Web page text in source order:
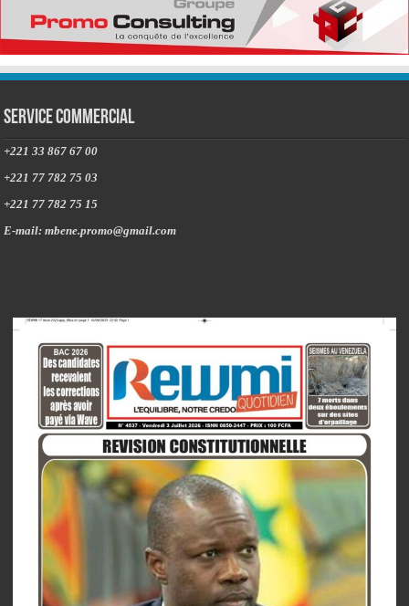
Service commercial
+221 33 867 67 00
+221 77 782 75 03
+221 77 782 75 15
E-mail: mbene.promo@gmail.com